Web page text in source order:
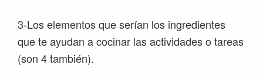
3-Los elementos que serían los ingredientes
que te ayudan a cocinar las actividades o tareas
(son 4 también).